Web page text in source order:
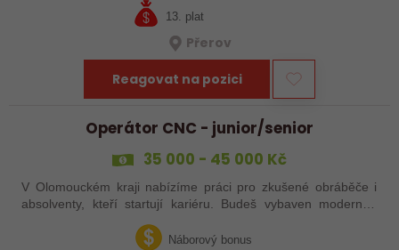
13. plat
Přerov
Reagovat na pozici
Operátor CNC - junior/senior
35 000 - 45 000 Kč
V Olomouckém kraji nabízíme práci pro zkušené obráběče i
absolventy, kteří startují kariéru. Budeš vybaven moderním
dozvědět více, neváhej…
Náborový bonus